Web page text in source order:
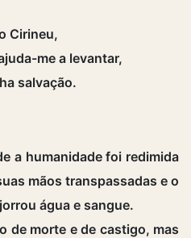
Cirineu,
me a levantar,
salvação.
a humanidade foi redimida
mãos transpassadas e o
água e sangue.
de morte e de castigo, mas